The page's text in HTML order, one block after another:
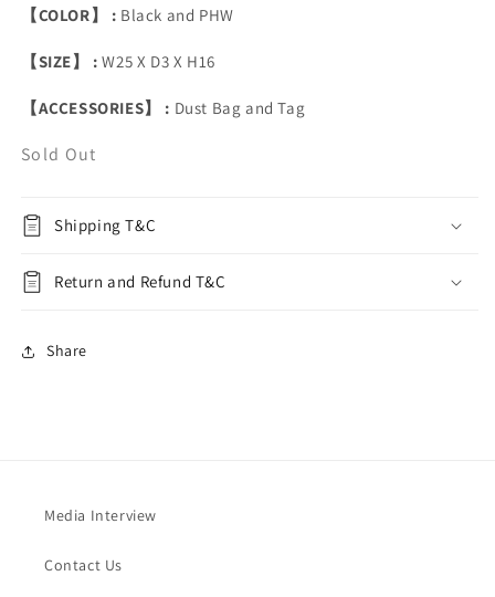
【COLOR】 : Black and PHW
【SIZE】 :W25 X D3 X H16
【ACCESSORIES】 : Dust Bag and Tag
Sold Out
Shipping T&C
Return and Refund T&C
Share
Media Interview
Contact Us